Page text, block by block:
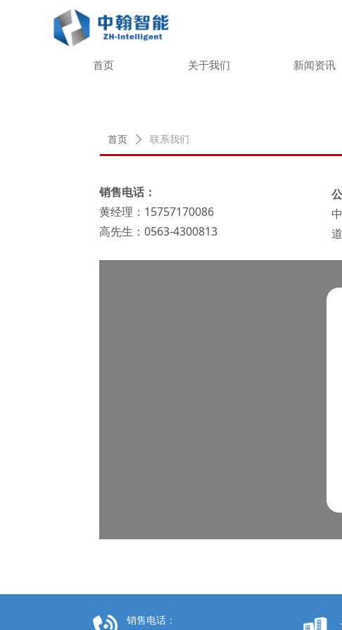
首页 关于我们 新闻资讯
首页 ꄲ 联系我们
销售电话：
黄经理：15757170086
高先生：0563-4300813
销售电话：